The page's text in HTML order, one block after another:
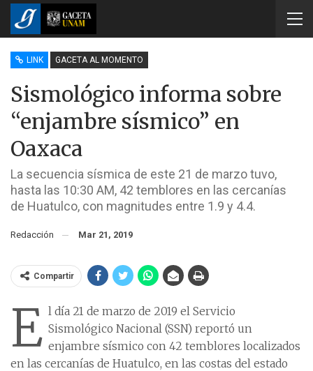
LINK GACETA AL MOMENTO
Sismológico informa sobre
“enjambre sísmico” en
Oaxaca
La secuencia sísmica de este 21 de marzo tuvo,
hasta las 10:30 AM, 42 temblores en las cercanías
de Huatulco, con magnitudes entre 1.9 y 4.4.
Redacción Mar 21, 2019
Compartir
E l día 21 de marzo de 2019 el Servicio
Sismológico Nacional (SSN) reportó un
enjambre sísmico con 42 temblores localizados
en las cercanías de Huatulco, en las costas del estado